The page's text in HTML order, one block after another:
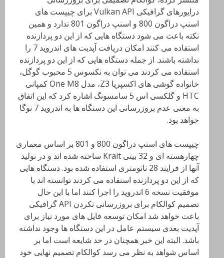
درایورهای گرافیکی Vulkan API برای چیپست های
اسنپ دراگون 800 و اسنپ دراگون 801 ندارد و همین
نکته باعث می شود دستگاه هایی که از این دو پردازنده
استفاده می کنند امکان دریافت آپدیت های اندروید 7 را
نداشته باشند. از جمله دستگاه هایی که از این دو پردازنده
استفاده می کردند می توان به نکسوس 5 محبوب گوگل،
خانواده گوشی های اکسپریا Z3، مدل One M8 کمپانی
HTC و گلکسی اس 5 سامسونگ اشاره کرد که این اتفاق
به معنی عدم بروزرسانی این دستگاه ها به اندروید 7 نوگا
خواهد بود.
چیپست های اسنپ دراگون 800 و 801 بر اساس معماری
چهارهسته ای و 32 بیتی Krait ساخته شده اند و در تولید
آنها از فرایند 28 نانومتری استفاده شده بود. دستگاه هایی
که از این دو پردازنده استفاده می کردند توانسته اند با
موفقیت نسخه 6 اندروید را اجرا کنند اما با این حال
تصمیم کوالکام برای بروزرسانی نکردن API گرافیکی
باعث خواهد شد امکان توسعه فایل های مورد نیاز برای
آپدیت بعدی سیستم عامل در این دستگاه ها وجود نداشته
باشد. البته این خبر همچنان در حد شایعه است اما بر
اساس شواهد به نظر می رسد کوالکام تصمیم نهایی خود